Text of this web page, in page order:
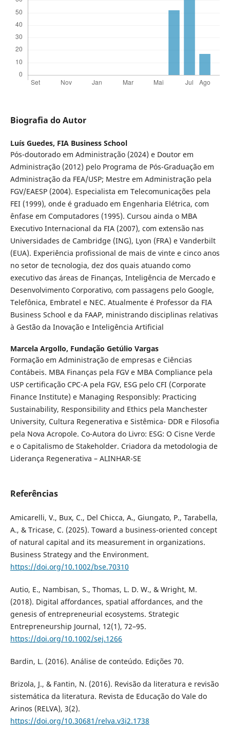
Biografia do Autor
Luís Guedes, FIA Business School
Pós-doutorado em Administração (2024) e Doutor em
Administração (2012) pelo Programa de Pós-Graduação em
Administração da FEA/USP; Mestre em Administração pela
FGV/EAESP (2004). Especialista em Telecomunicações pela
FEI (1999), onde é graduado em Engenharia Elétrica, com
ênfase em Computadores (1995). Cursou ainda o MBA
Executivo Internacional da FIA (2007), com extensão nas
Universidades de Cambridge (ING), Lyon (FRA) e Vanderbilt
(EUA). Experiência profissional de mais de vinte e cinco anos
no setor de tecnologia, dez dos quais atuando como
executivo das áreas de Finanças, Inteligência de Mercado e
Desenvolvimento Corporativo, com passagens pelo Google,
Telefônica, Embratel e NEC. Atualmente é Professor da FIA
Business School e da FAAP, ministrando disciplinas relativas
à Gestão da Inovação e Inteligência Artificial
Marcela Argollo, Fundação Getúlio Vargas
Formação em Administração de empresas e Ciências
Contábeis. MBA Finanças pela FGV e MBA Compliance pela
USP certificação CPC-A pela FGV, ESG pelo CFI (Corporate
Finance Institute) e Managing Responsibly: Practicing
Sustainability, Responsibility and Ethics pela Manchester
University, Cultura Regenerativa e Sistêmica- DDR e Filosofia
pela Nova Acropole. Co-Autora do Livro: ESG: O Cisne Verde
e o Capitalismo de Stakeholder. Criadora da metodologia de
Liderança Regenerativa – ALINHAR-SE
Referências
Amicarelli, V., Bux, C., Del Chicca, A., Giungato, P., Tarabella,
A., & Tricase, C. (2025). Toward a business-oriented concept
of natural capital and its measurement in organizations.
Business Strategy and the Environment.
https://doi.org/10.1002/bse.70310
Autio, E., Nambisan, S., Thomas, L. D. W., & Wright, M.
(2018). Digital affordances, spatial affordances, and the
genesis of entrepreneurial ecosystems. Strategic
Entrepreneurship Journal, 12(1), 72–95.
https://doi.org/10.1002/sej.1266
Bardin, L. (2016). Análise de conteúdo. Edições 70.
Brizola, J., & Fantin, N. (2016). Revisão da literatura e revisão
sistemática da literatura. Revista de Educação do Vale do
Arinos (RELVA), 3(2).
https://doi.org/10.30681/relva.v3i2.1738